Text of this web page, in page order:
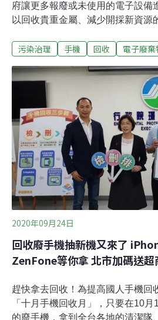
府讓更多報廢或未使用的電子設備
以回收貴重金屬、減少開採新資源
WEEE）堆積如山，預計總重量約
聯合國訓練研究所（United
and Research, UNITAR）永續循
任兼辦公室主任奎爾（Ruediger
零件是一種「城市礦山」，有巨大
和分享全面性、實用性的研究，幫
和處置電子電機廢棄物而造成的環
機所含的黃金，比1噸金礦石還多。
「舉例來說，
污染治理 手機 回收 電子廢棄
2020年09月24日
回收廢手機抽新機又來了
ZenFone等你拿 北市加碼送超
趕快拿去回收！為提高國人手機回
「十月手機回收月」，只要在10
的廢手機，拿到全台各地的清潔隊